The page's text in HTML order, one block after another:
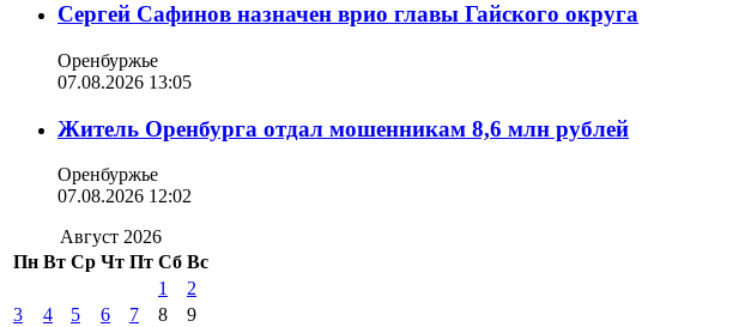
Сергей Сафинов назначен врио главы Гайского округа
Оренбуржье
07.08.2026 13:05
Житель Оренбурга отдал мошенникам 8,6 млн рублей
Оренбуржье
07.08.2026 12:02
Август 2026
Пн Вт Ср Чт Пт Сб Вс
1
2
3
4 5 6 7 8
9